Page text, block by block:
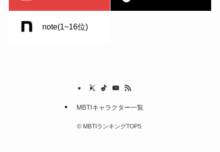
note(1~16位)
MBTIキャラクター一覧
© MBTIランキングTOP5.